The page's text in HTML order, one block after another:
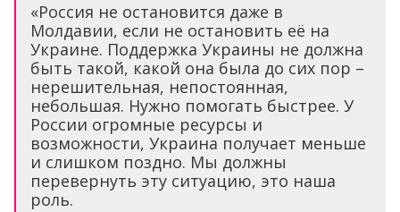
«Россия не остановится даже в
Молдавии, если не остановить её на
Украине. Поддержка Украины не должна
быть такой, какой она была до сих пор –
нерешительная, непостоянная,
небольшая. Нужно помогать быстрее. У
России огромные ресурсы и
возможности, Украина получает меньше
и слишком поздно. Мы должны
перевернуть эту ситуацию, это наша
роль.